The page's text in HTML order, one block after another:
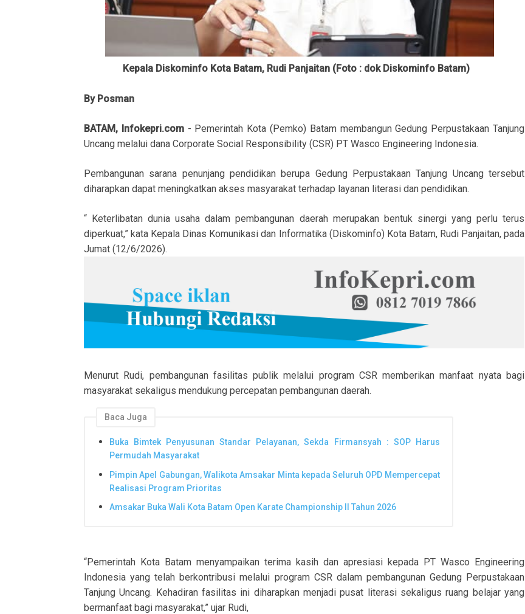
Kepala Diskominfo Kota Batam, Rudi Panjaitan (Foto : dok Diskominfo Batam)
By Posman
BATAM, Infokepri.com - Pemerintah Kota (Pemko) Batam membangun Gedung Perpustakaan Tanjung
Uncang melalui dana Corporate Social Responsibility (CSR) PT Wasco Engineering Indonesia.
Pembangunan sarana penunjang pendidikan berupa Gedung Perpustakaan Tanjung Uncang tersebut
diharapkan dapat meningkatkan akses masyarakat terhadap layanan literasi dan pendidikan.
“ Keterlibatan dunia usaha dalam pembangunan daerah merupakan bentuk sinergi yang perlu terus
diperkuat,” kata Kepala Dinas Komunikasi dan Informatika (Diskominfo) Kota Batam, Rudi Panjaitan, pada
Jumat (12/6/2026).
Menurut Rudi, pembangunan fasilitas publik melalui program CSR memberikan manfaat nyata bagi
masyarakat sekaligus mendukung percepatan pembangunan daerah.
Baca Juga
Buka Bimtek Penyusunan Standar Pelayanan, Sekda Firmansyah : SOP Harus
Permudah Masyarakat
Pimpin Apel Gabungan, Walikota Amsakar Minta kepada Seluruh OPD Mempercepat
Realisasi Program Prioritas
Amsakar Buka Wali Kota Batam Open Karate Championship II Tahun 2026
“Pemerintah Kota Batam menyampaikan terima kasih dan apresiasi kepada PT Wasco Engineering
Indonesia yang telah berkontribusi melalui program CSR dalam pembangunan Gedung Perpustakaan
Tanjung Uncang. Kehadiran fasilitas ini diharapkan menjadi pusat literasi sekaligus ruang belajar yang
bermanfaat bagi masyarakat,” ujar Rudi,